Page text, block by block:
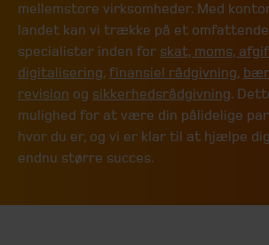
mellemstore virksomheder. Med
landet kan vi trække på et
specialister inden for skat, moms,
digitalisering, finansiel rådgivning,
revision og sikkerhedsrådgivning.
mulighed for at være din pålidelige
hvor du er, og vi er klar til at hjælpe
endnu større succes.